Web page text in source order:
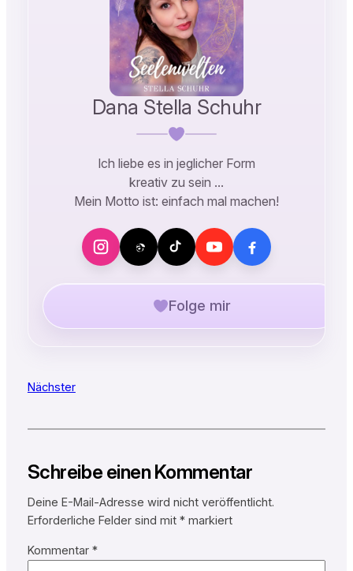
Dana Stella Schuhr
Ich liebe es in jeglicher Form
kreativ zu sein …
Mein Motto ist: einfach mal machen!
Folge mir
Nächster
Schreibe einen Kommentar
Deine E-Mail-Adresse wird nicht veröffentlicht.
Erforderliche Felder sind mit *markiert
Kommentar *